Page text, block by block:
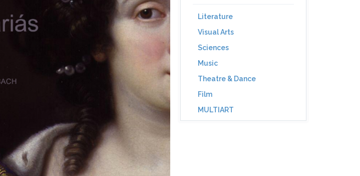
Literature
Visual Arts
Sciences
Music
Theatre & Dance
Film
MULTIART